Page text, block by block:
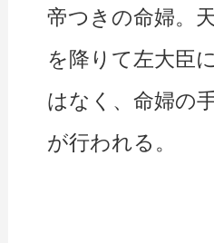
帝つきの命婦。
を降りて左大臣
はなく、命婦の
が行われる。